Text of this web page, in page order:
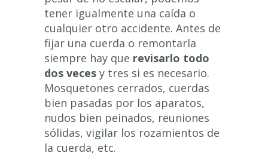
tener igualmente una caída o
cualquier otro accidente. Antes de
fijar una cuerda o remontarla
siempre hay que revisarlo todo
dos veces y tres si es necesario.
Mosquetones cerrados, cuerdas
bien pasadas por los aparatos,
nudos bien peinados, reuniones
sólidas, vigilar los rozamientos de
la cuerda, etc.